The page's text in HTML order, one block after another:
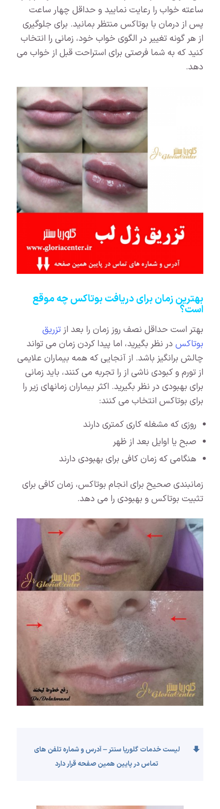
ساعته خواب را رعایت نمایید و حداقل چهار ساعت
پس از درمان با بوتاکس منتظر بمانید. برای جلوگیری
از هر گونه تغییر در الگوی خواب خود، زمانی را انتخاب
کنید که به شما فرصتی برای استراحت قبل از خواب می
دهد.
بهترین زمان برای دریافت بوتاکس چه موقع
است؟
بهتر است حداقل نصف روز زمان را بعد از تزریق
بوتاکسدر نظر بگیرید، اما پیدا کردن زمان می تواند
چالش برانگیز باشد. از آنجایی که همه بیماران علایمی
از تورم و کبودی ناشی از را تجربه می کنند، باید زمانی
برای بهبودی در نظر بگیرید. اکثر بیماران زمانهای زیر را
برای بوتاکس انتخاب می کنند:
روزی که مشغله کاری کمتری دارند
صبح یا اوایل بعد از ظهر
هنگامی که زمان کافی برای بهبودی دارند
زمانبندی صحیح برای انجام بوتاکس، زمان کافی برای
تثبیت بوتاکس و بهبودی را می دهد.
لیست خدمات گلوریا سنتر – آدرس و شماره تلفن های
تماس در پایین همین صفحه قرار دارد